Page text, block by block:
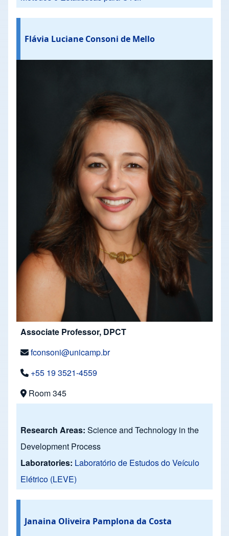
Flávia Luciane Consoni de Mello
Associate Professor, DPCT
fconsoni@unicamp.br
+55 19 3521-4559
Room 345
Research Areas: Science and Technology in the
Development Process
Laboratories: Laboratório de Estudos do Veículo
Elétrico (LEVE)
Janaina Oliveira Pamplona da Costa